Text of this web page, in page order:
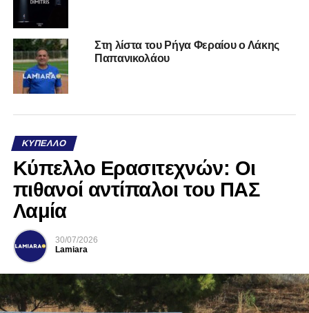
Στη λίστα του Ρήγα Φεραίου ο Λάκης
Παπανικολάου
ΚΎΠΕΛΛΟ
Κύπελλο Ερασιτεχνών: Οι
πιθανοί αντίπαλοι του ΠΑΣ
Λαμία
30/07/2026
Lamiara